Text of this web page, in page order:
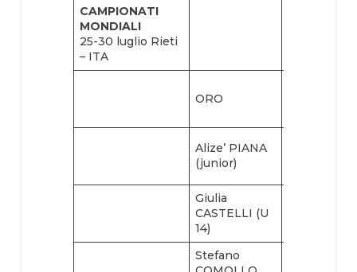
CAMPIONATI
MONDIALI
25-30 luglio Rieti
– ITA
ORO
Alize’ PIANA
(junior)
Giulia
CASTELLI (U
14)
Stefano